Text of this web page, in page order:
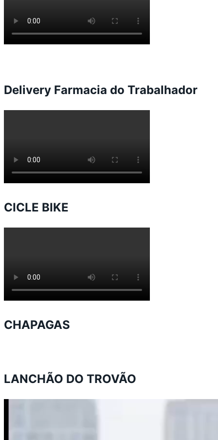
Delivery Farmacia do Trabalhador
CICLE BIKE
CHAPAGAS
LANCHÃO DO TROVÃO